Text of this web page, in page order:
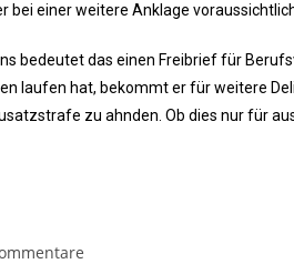
bei einer weitere Anklage
bedeutet das einen Freibrief für
laufen hat, bekommt er für weitere
zu ahnden. Ob dies nur für